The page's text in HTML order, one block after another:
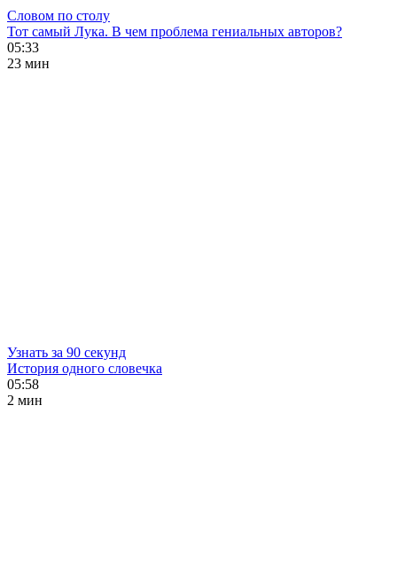
Словом по столу
Тот самый Лука. В чем проблема гениальных авторов?
05:33
23 мин
Узнать за 90 секунд
История одного словечка
05:58
2 мин